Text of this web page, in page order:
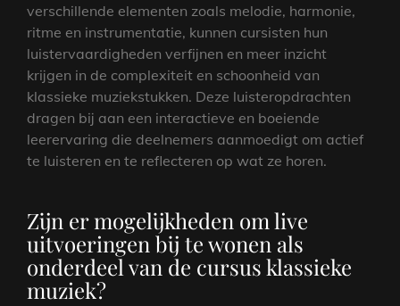
verschillende elementen zoals melodie, harmonie,
ritme en instrumentatie, kunnen cursisten hun
luistervaardigheden verfijnen en meer inzicht
krijgen in de complexiteit en schoonheid van
klassieke muziekstukken. Deze luisteropdrachten
dragen bij aan een interactieve en boeiende
leerervaring die deelnemers aanmoedigt om actief
te luisteren en te reflecteren op wat ze horen.
Zijn er mogelijkheden om live
uitvoeringen bij te wonen als
onderdeel van de cursus klassieke
muziek?